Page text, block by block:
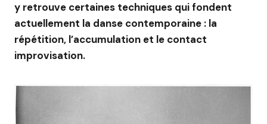
y retrouve certaines techniques qui fondent
actuellement la danse contemporaine : la
répétition, l’accumulation et le contact
improvisation.